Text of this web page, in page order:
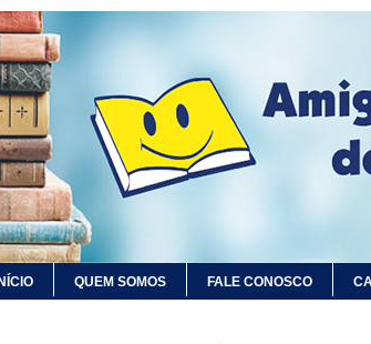
INÍCIO QUEM SOMOS FALE CONOSCO